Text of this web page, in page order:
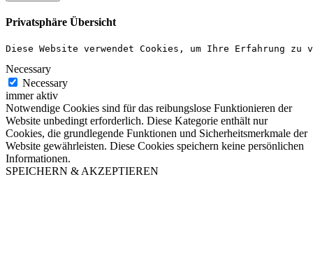
Privatsphäre Übersicht
Diese Website verwendet Cookies, um Ihre Erfahrung
Necessary
Necessary
immer aktiv
Notwendige Cookies sind für das reibungslose Funktionieren der
Website unbedingt erforderlich. Diese Kategorie enthält nur
Cookies, die grundlegende Funktionen und Sicherheitsmerkmale der
Website gewährleisten. Diese Cookies speichern keine persönlichen
Informationen.
SPEICHERN & AKZEPTIEREN